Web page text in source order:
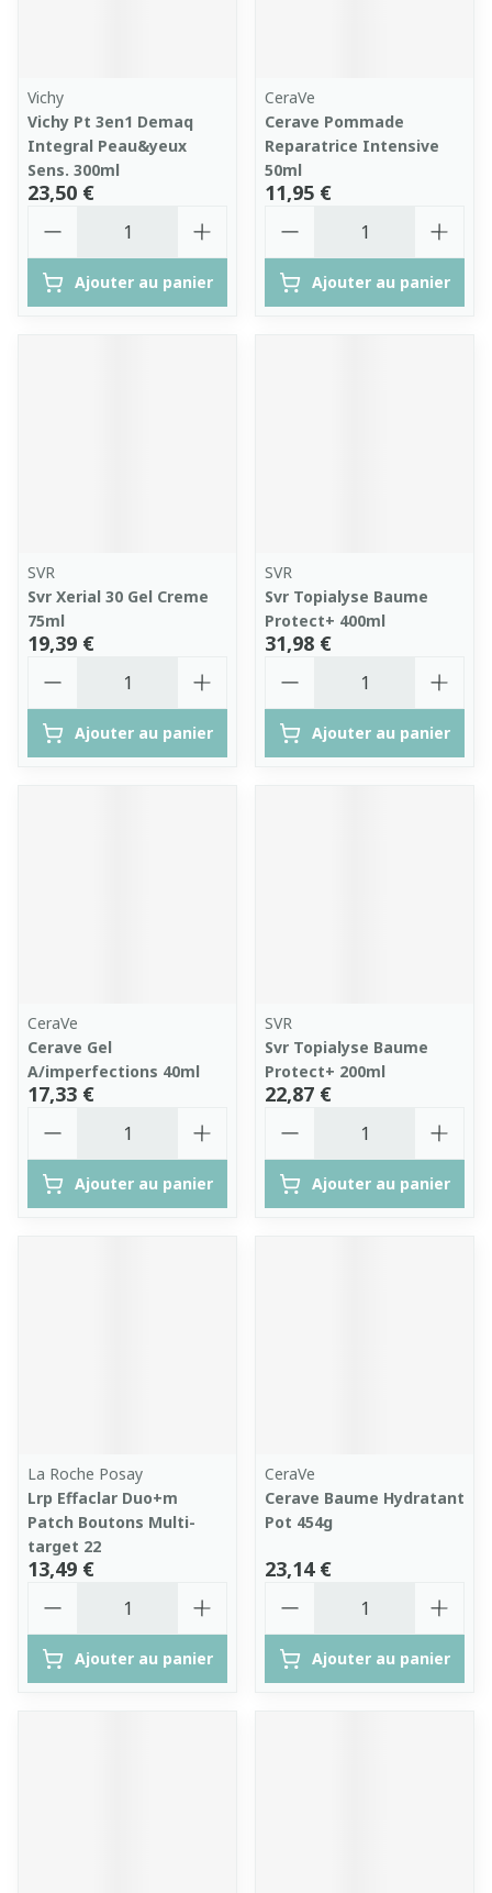
Vichy
Vichy Pt 3en1 Demaq
Integral Peau&yeux
Sens. 300ml
23,50 €
Ajouter au panier
CeraVe
Cerave Pommade
Reparatrice Intensive
50ml
11,95 €
Ajouter au panier
SVR
Svr Xerial 30 Gel Creme
75ml
19,39 €
Ajouter au panier
SVR
Svr Topialyse Baume
Protect+ 400ml
31,98 €
Ajouter au panier
CeraVe
Cerave Gel
A/imperfections 40ml
17,33 €
Ajouter au panier
SVR
Svr Topialyse Baume
Protect+ 200ml
22,87 €
Ajouter au panier
La Roche Posay
Lrp Effaclar Duo+m
Patch Boutons Multi-
target 22
13,49 €
Ajouter au panier
CeraVe
Cerave Baume Hydratant
Pot 454g
23,14 €
Ajouter au panier